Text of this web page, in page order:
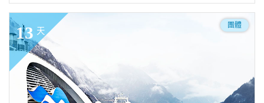
13 天
團體